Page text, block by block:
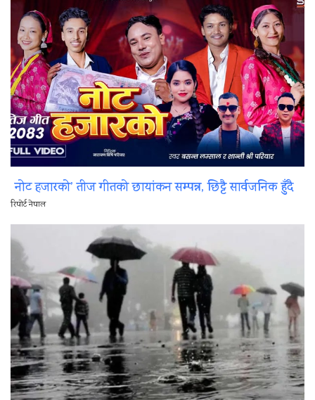
नोट हजारको’ तीज गीतको छायांकन सम्पन्न, छिट्टै सार्वजनिक हुँदै
रिपोर्ट नेपाल